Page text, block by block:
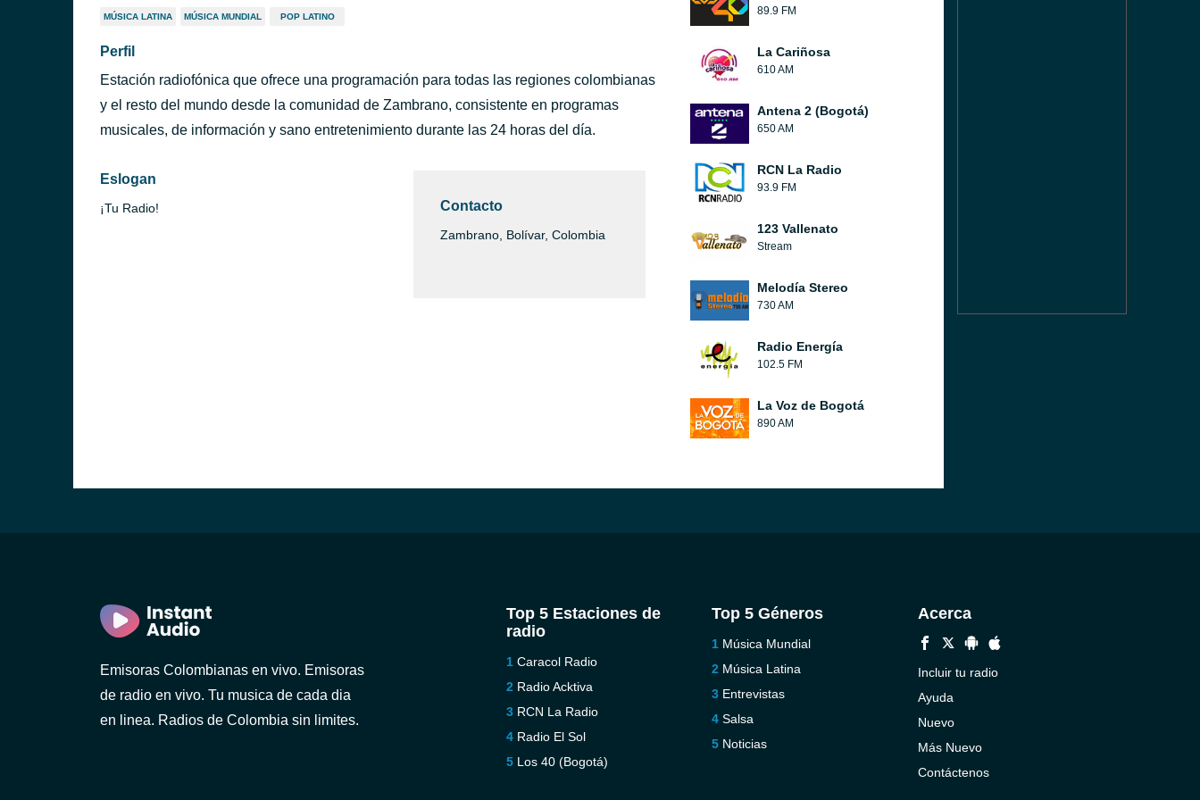
MÚSICA LATINA MÚSICA MUNDIAL POP LATINO
Perfil
Estación radiofónica que ofrece una programación para todas las regiones colombianas
y el resto del mundo desde la comunidad de Zambrano, consistente en programas
musicales, de información y sano entretenimiento durante las 24 horas del día.
Eslogan
¡Tu Radio! Contacto
Zambrano, Bolívar, Colombia
89.9 FM
La Cariñosa
610 AM
Antena 2 (Bogotá)
650 AM
RCN La Radio
93.9 FM
123 Vallenato
Stream
Melodía Stereo
730 AM
Radio Energía
102.5 FM
La Voz de Bogotá
890 AM
Emisoras Colombianas en vivo. Emisoras
de radio en vivo. Tu musica de cada dia
en linea. Radios de Colombia sin limites.
Top 5 Estaciones de
radio
Caracol Radio
Radio Acktiva
RCN La Radio
Radio El Sol
Los 40 (Bogotá)
Top 5 Géneros
Música Mundial
Música Latina
Entrevistas
Salsa
Noticias
Acerca
Incluir tu radio
Ayuda
Nuevo
Más Nuevo
Contáctenos